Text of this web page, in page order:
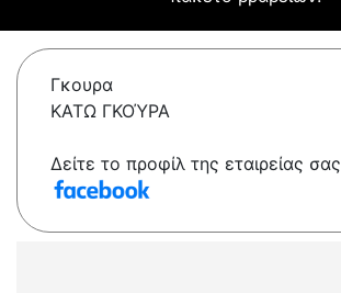
Γκουρα
ΚΑΤΩ ΓΚΟΎΡΑ
Δείτε το προφίλ της εταιρείας σας